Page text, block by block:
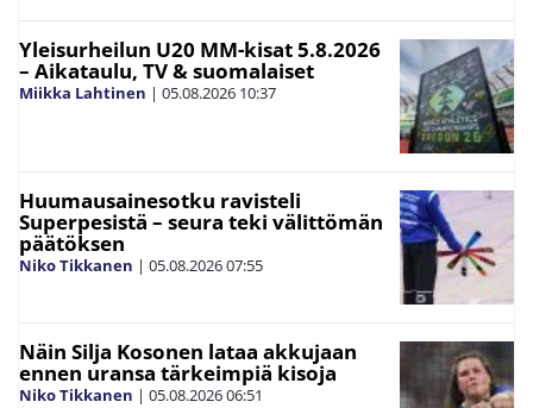
Yleisurheilun U20 MM-kisat 5.8.2026
– Aikataulu, TV & suomalaiset
Miikka Lahtinen | 05.08.2026 10:37
Huumausainesotku ravisteli
Superpesistä – seura teki välittömän
päätöksen
Niko Tikkanen | 05.08.202607:55
Näin Silja Kosonen lataa akkujaan
ennen uransa tärkeimpiä kisoja
Niko Tikkanen | 05.08.202606:51